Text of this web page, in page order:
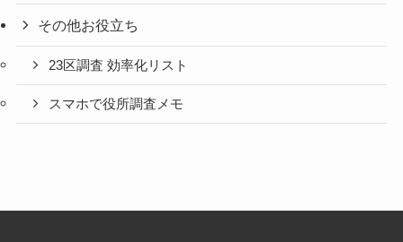
その他お役立ち
23区調査 効率化リスト
スマホで役所調査メモ